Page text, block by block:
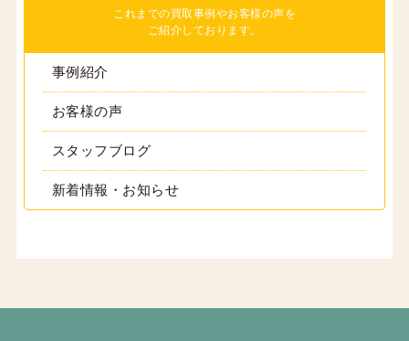
これまでの買取事例やお客様の声を
ご紹介しております。
事例紹介
お客様の声
スタッフブログ
新着情報・お知らせ